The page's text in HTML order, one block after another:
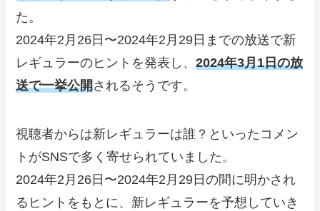
た。
2024年2月26日〜2024年2月29日までの放送で新
レギュラーのヒントを発表し、2024年3月1日の放
送で一挙公開されるそうです。
視聴者からは新レギュラーは誰？といったコメン
トがSNSで多く寄せられていました。
2024年2月26日〜2024年2月29日の間に明かされ
るヒントをもとに、新レギュラーを予想していき